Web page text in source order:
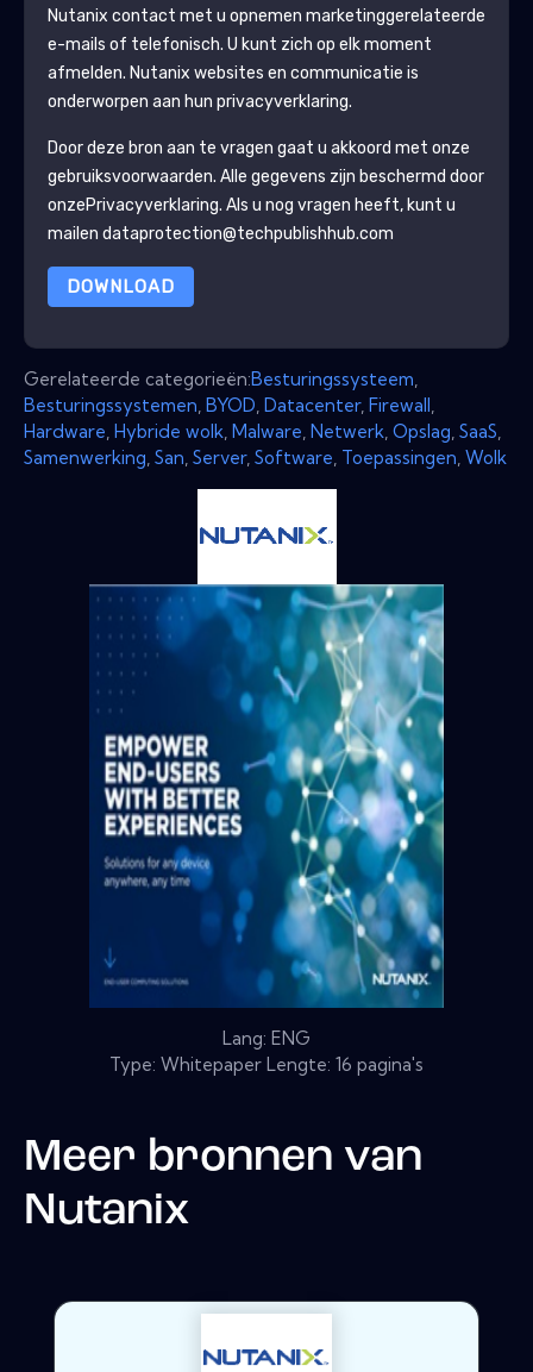
Nutanix contact met u opnemen marketinggerelateerde
e-mails of telefonisch. U kunt zich op elk moment
afmelden. Nutanix websites en communicatie is
onderworpen aan hun privacyverklaring.
Door deze bron aan te vragen gaat u akkoord met onze
gebruiksvoorwaarden. Alle gegevens zijn beschermd door
onzePrivacyverklaring. Als u nog vragen heeft, kunt u
mailen dataprotection@techpublishhub.com
DOWNLOAD
Gerelateerde categorieën:Besturingssysteem
Besturingssystemen BYOD Datacenter, Firewall
Hardware Hybride wolk Malware Netwerk Opslag SaaS
Samenwerking San Server, Software Toepassingen Wolk
Lang: ENG
Type: Whitepaper Lengte: 16 pagina's
Meer bronnen van
Nutanix